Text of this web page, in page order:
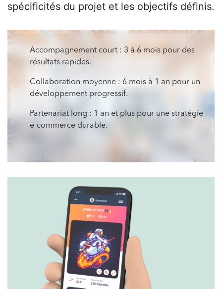
spécificités du projet et les objectifs définis.
Accompagnement court : 3 à 6 mois pour des
résultats rapides.
Collaboration moyenne : 6 mois à 1 an pour un
développement progressif.
Partenariat long : 1 an et plus pour une stratégie
e-commerce durable.